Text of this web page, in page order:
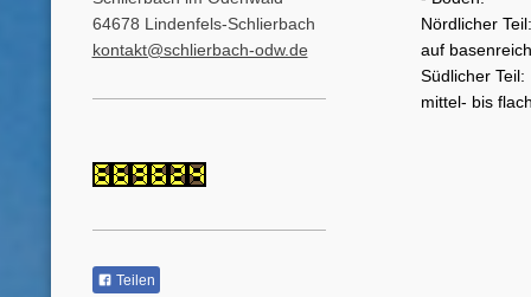
Nördlicher
auf
Südlicher Teil:
mittel- bis
64678 Lindenfels-Schlierbach
kontakt@schlierbach-odw.de
Teilen